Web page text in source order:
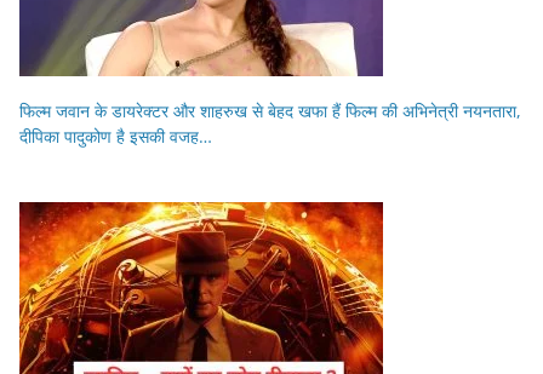
फिल्म जवान के डायरेक्टर और शाहरुख से बेहद खफा हैं फिल्म की अभिनेत्री नयनतारा,
दीपिका पादुकोण है इसकी वजह…